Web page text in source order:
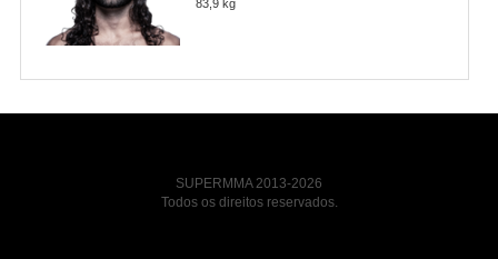
83,9 kg
SUPERMMA 2013-2026
Todos os direitos reservados.